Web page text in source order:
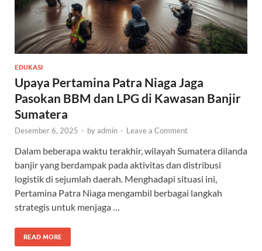
EDUKASI
Upaya Pertamina Patra Niaga Jaga
Pasokan BBM dan LPG di Kawasan Banjir
Sumatera
Desember 6, 2025 - byadmin - Leave a Comment
Dalam beberapa waktu terakhir, wilayah Sumatera dilanda
banjir yang berdampak pada aktivitas dan distribusi
logistik di sejumlah daerah. Menghadapi situasi ini,
Pertamina Patra Niaga mengambil berbagai langkah
strategis untuk menjaga …
READ MORE